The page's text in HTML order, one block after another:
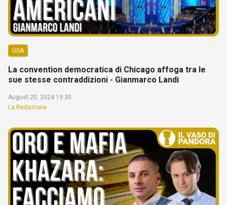
USA
La convention democratica di Chicago affoga tra le
sue stesse contraddizioni - Gianmarco Landi
August 20, 2024 19:30
La Redazione